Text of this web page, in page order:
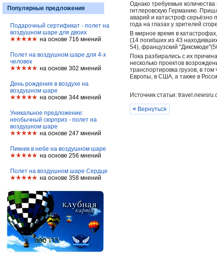
Популярные предложения
Подарочный сертификат - полет на
воздушном шаре для двоих
на основе 716 мнений
Полет на воздушном шаре для 4-х
человек
на основе 302 мнений
День рождения в воздухе на
воздушном шаре
на основе 344 мнений
Уникальное предложение:
необычный сюрприз - полет на
воздушном шаре
на основе 247 мнений
Пикник в небе на воздушном шаре
на основе 256 мнений
Полет на воздушном шаре Сердце
на основе 358 мнений
Однако требуемые
гитлеровскую Германию.
аварий и катастроф серьёзно
года на глазах у зрителей
В мирное время в
(14 погибших из 43
54), французский
Пока разбирались с их
несколько проектов
транспортировка грузов, в
Европы, в США, а также в
Источник статьи:
< Вернуться